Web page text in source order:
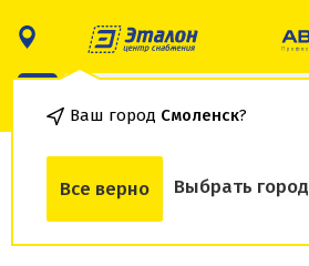
Ваш город Смоленск?
Все верно Выбрать город
О товаре Доставка и оплата